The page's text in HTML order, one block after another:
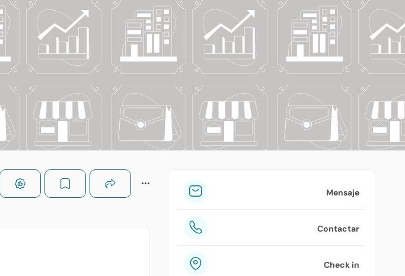
Mensaje
Contactar
Check in
Comunidad
Encuentra personas cerca de ti
tuPlaza
Acerca de nosotros